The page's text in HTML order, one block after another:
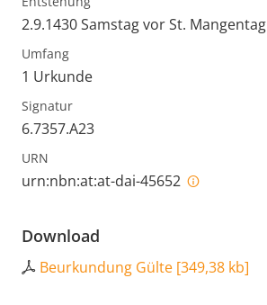
2.9.1430 Samstag vor St. Mangentag
Umfang
1 Urkunde
Signatur
6.7357.A23
URN
urn:nbn:at:at-dai-45652
Download
Beurkundung Gülte [349,38 kb]